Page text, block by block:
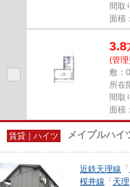
間取
面積
3.8
(管
敷：
所在
間取
面積
賃貸｜ハイツ メイプルハイ
近鉄天理線 「
桜井線 「 天理